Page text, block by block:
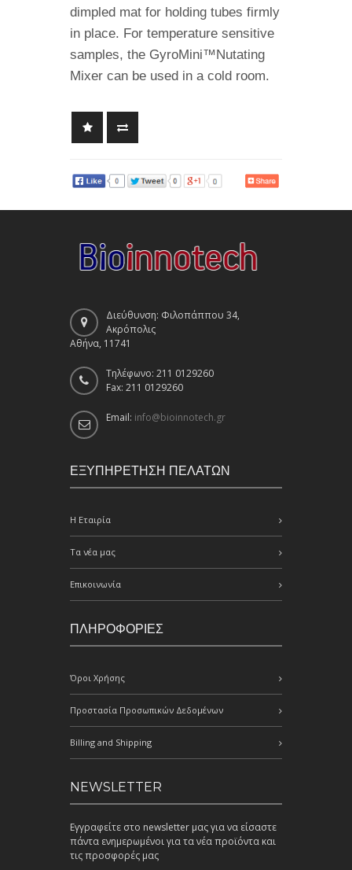
dimpled mat for holding tubes firmly
in place. For temperature sensitive
samples, the GyroMini™Nutating
Mixer can be used in a cold room.
Διεύθυνση: Φιλοπάππου 34,
Ακρόπολις
Αθήνα, 11741
Τηλέφωνο: 211 0129260
Fax: 211 0129260
Email: info@bioinnotech.gr
ΕΞΥΠΗΡΕΤΗΣΗ ΠΕΛΑΤΩΝ
Η Εταιρία
Τα νέα μας
Επικοινωνία
ΠΛΗΡΟΦΟΡΙΕΣ
Όροι Χρήσης
Προστασία Προσωπικών Δεδομένων
Billing and Shipping
NEWSLETTER
Εγγραφείτε στο newsletter μας για να είσαστε
πάντα ενημερωμένοι για τα νέα προϊόντα και
τις προσφορές μας